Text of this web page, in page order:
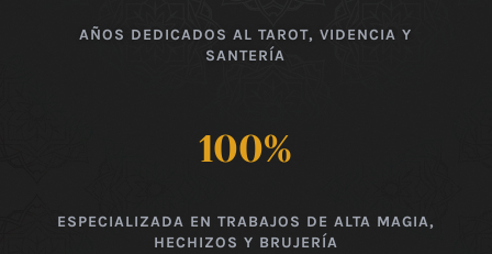
AÑOS DEDICADOS AL TAROT, VIDENCIA Y
SANTERÍA
100%
ESPECIALIZADA EN TRABAJOS DE ALTA MAGIA,
HECHIZOS Y BRUJERÍA